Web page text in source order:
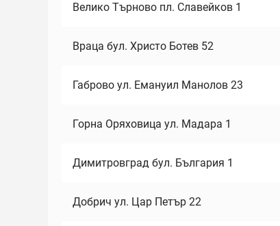
Велико Търново пл. Славейков 1
Враца бул. Христо Ботев 52
Габрово ул. Емануил Манолов 23
Горна Оряховица ул. Мадара 1
Димитровград бул. България 1
Добрич ул. Цар Петър 22